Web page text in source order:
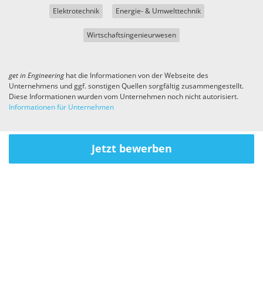
Elektrotechnik Energie- & Umwelttechnik
Wirtschaftsingenieurwesen
get in Engineeringhat die Informationen von der Webseite des
Unternehmens und ggf. sonstigen Quellen sorgfältig zusammengestellt.
Diese Informationen wurden vom Unternehmen noch nicht autorisiert.
Informationen für Unternehmen
Jetzt bewerben